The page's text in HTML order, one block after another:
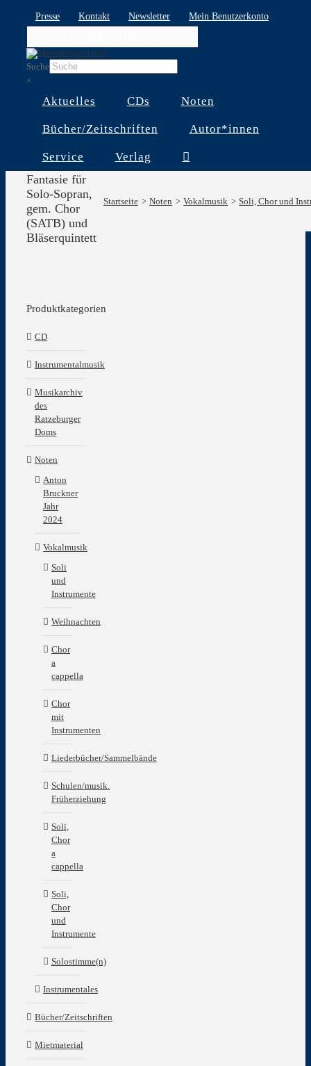
Presse Kontakt Newsletter
Mein Benutzerkonto
Suche
×
Aktuelles CDs Noten
Bücher/Zeitschriften Autor*innen
Service Verlag
Gloria-
Fantasie für
Solo-Sopran,
gem. Chor
(SATB) und
Bläserquintett
Startseite Noten Vokalmusik Soli, Chor und
Produktkategorien
CD
Instrumentalmusik
Musikarchiv
des
Ratzeburger
Doms
Noten
Anton
Bruckner
Jahr
2024
Vokalmusik
Soli
und
Instrumente
Weihnachten
Chor
a
cappella
Chor
mit
Instrumenten
Liederbücher/Sammelbände
Schulen/musik.
Früherziehung
Soli,
Chor
a
cappella
Soli,
Chor
und
Instrumente
Solostimme(n)
Instrumentales
Bücher/Zeitschriften
Mietmaterial